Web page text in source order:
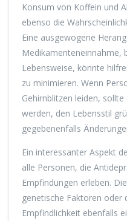
Konsum von Koffein und
ebenso die
Eine ausgewogene
Medikamenteneinnahme,
Lebensweise, könnte
zu minimieren. Wenn
Gehirnblitzen leiden,
werden, den Lebensstil
gegebenenfalls
Ein interessanter Aspekt
alle Personen, die
Empfindungen erleben.
genetische Faktoren oder
Empfindlichkeit ebenfalls